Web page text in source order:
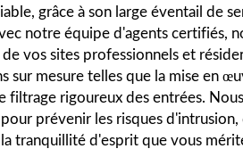
grâce à son large éventail de
notre équipe d'agents certifiés,
vos sites professionnels et
sur mesure telles que la mise en
filtrage rigoureux des entrées.
prévenir les risques
tranquillité d'esprit que vous